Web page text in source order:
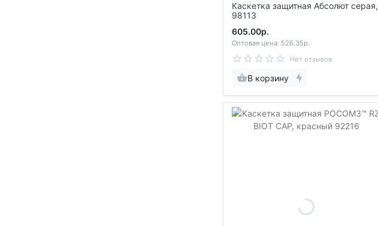
Каскетка защитная Абсолют серая,
98113
605.00р.
Оптовая цена: 526.35р.
Нет отзывов
В корзину